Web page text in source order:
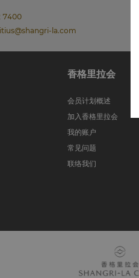
7400
la.com
香格里拉会
会员计划概述
加入香格里拉会
我的账户
常见问题
联络我们